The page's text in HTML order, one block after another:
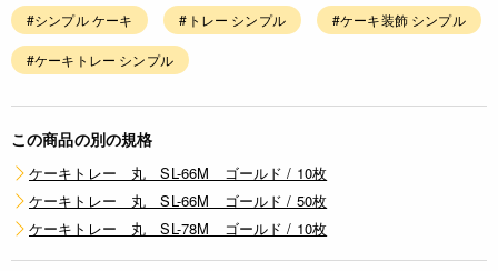
#シンプル ケーキ #トレー シンプル #ケーキ装飾 シンプル
#ケーキトレー シンプル
この商品の別の規格
ケーキトレー 丸 SL-66M ゴールド / 10枚
ケーキトレー 丸 SL-66M ゴールド / 50枚
ケーキトレー 丸 SL-78M ゴールド / 10枚